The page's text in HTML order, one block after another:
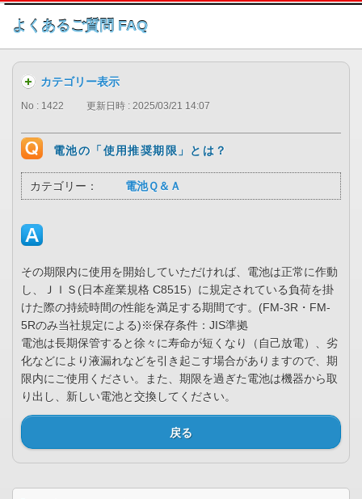
このページの本文へ
よくあるご質問 FAQ
カテゴリー表示
No : 1422 更新日時 : 2025/03/21 14:07
電池の「使用推奨期限」とは？
カテゴリー： 電池Ｑ＆Ａ
その期限内に使用を開始していただければ、電池は正常に作動
し、ＪＩＳ(日本産業規格 C8515）に規定されている負荷を掛
けた際の持続時間の性能を満足する期間です。(FM-3R・FM-
5Rのみ当社規定による)※保存条件：JIS準拠
電池は長期保管すると徐々に寿命が短くなり（自己放電）、劣
化などにより液漏れなどを引き起こす場合がありますので、期
限内にご使用ください。また、期限を過ぎた電池は機器から取
り出し、新しい電池と交換してください。
戻る